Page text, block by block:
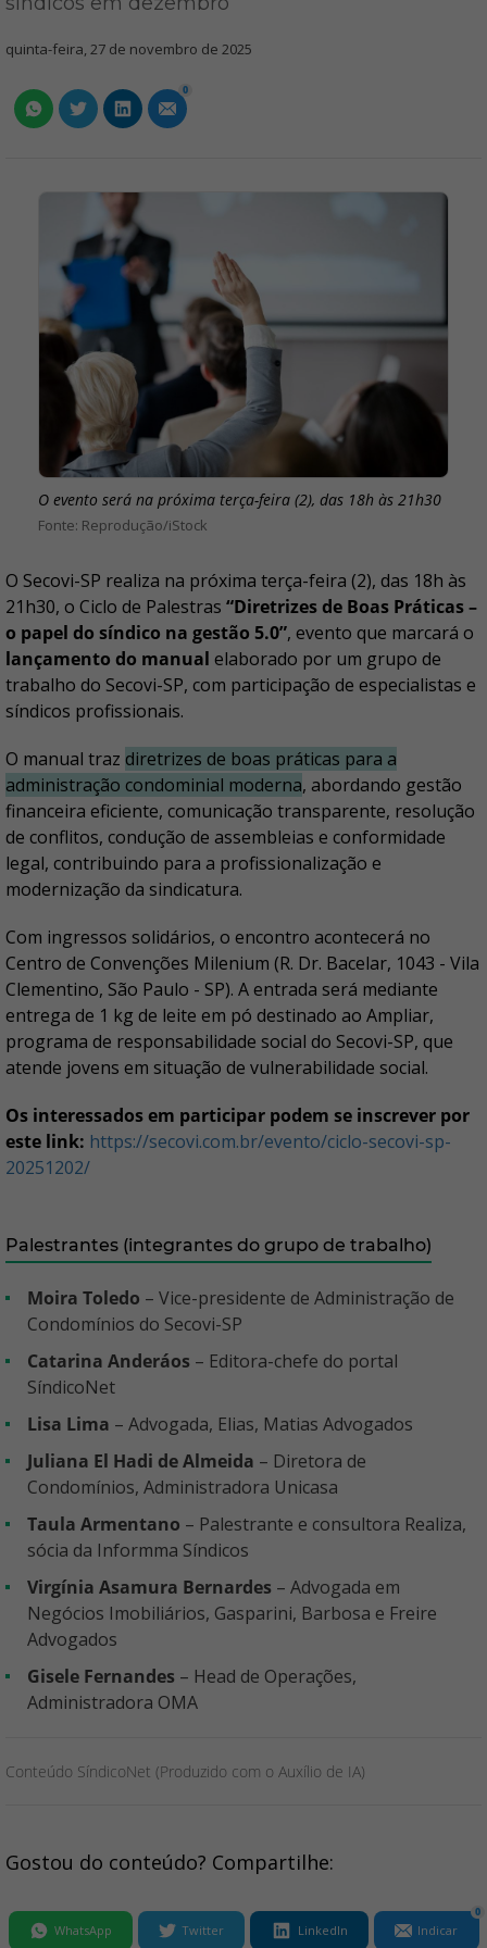
quinta-feira, 27 de novembro de 2025
0
O evento será na próxima terça-feira (2), das 18h às 21h30
Reprodução/iStock
O Secovi-SP realiza na próxima terça-feira (2), das 18h às
21h30, o Ciclo de Palestras “Diretrizes de Boas Práticas –
o papel do síndico na gestão 5.0”, evento que marcará o
lançamento do manual elaborado por um grupo de
trabalho do Secovi-SP, com participação de especialistas e
síndicos profissionais.
O manual traz diretrizes de boas práticas para a
administração condominial moderna, abordando gestão
financeira eficiente, comunicação transparente, resolução
de conflitos, condução de assembleias e conformidade
legal, contribuindo para a profissionalização e
modernização da sindicatura.
Com ingressos solidários, o encontro acontecerá no
Centro de Convenções Milenium (R. Dr. Bacelar, 1043 - Vila
Clementino, São Paulo - SP). A entrada será mediante
entrega de 1 kg de leite em pó destinado ao Ampliar,
programa de responsabilidade social do Secovi-SP, que
atende jovens em situação de vulnerabilidade social.
Os interessados em participar podem se inscrever por
este link: https://secovi.com.br/evento/ciclo-secovi-sp-
20251202/
Palestrantes (integrantes do grupo de trabalho)
Moira Toledo – Vice-presidente de Administração de
Condomínios do Secovi-SP
Catarina Anderáos – Editora-chefe do portal
SíndicoNet
Lisa Lima – Advogada, Elias, Matias Advogados
Juliana El Hadi de Almeida – Diretora de
Condomínios, Administradora Unicasa
Taula Armentano – Palestrante e consultora Realiza,
sócia da Informma Síndicos
Virgínia Asamura Bernardes – Advogada em
Negócios Imobiliários, Gasparini, Barbosa e Freire
Advogados
Gisele Fernandes – Head de Operações,
Administradora OMA
Conteúdo SíndicoNet (Produzido com o Auxílio de IA)
Gostou do conteúdo? Compartilhe:
WhatsApp Twitter LinkedIn Indicar
0